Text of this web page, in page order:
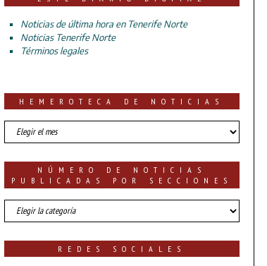
Noticias de última hora en Tenerife Norte
Noticias Tenerife Norte
Términos legales
HEMEROTECA DE NOTICIAS
HEMEROTECA
DE
NÚMERO DE NOTICIAS
PUBLICADAS POR SECCIONES
número
de
por
REDES SOCIALES